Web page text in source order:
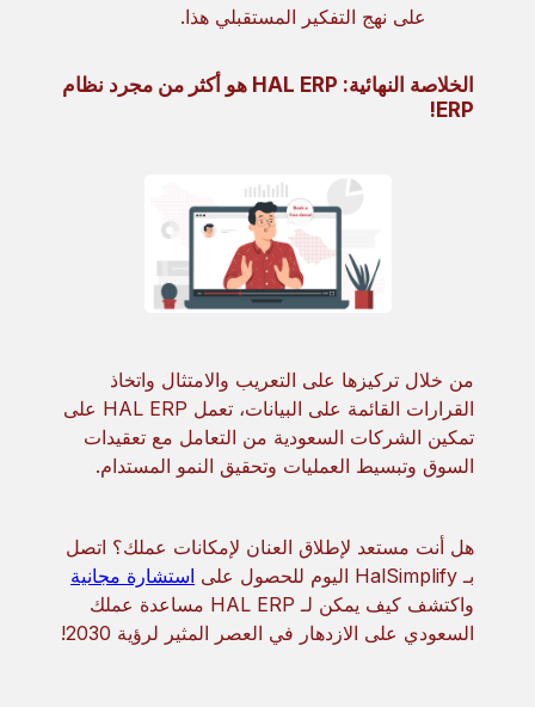
على نهج التفكير المستقبلي هذا.
الخلاصة النهائية: HAL ERP هو أكثر من مجرد نظام
ERP!
من خلال تركيزها على التعريب والامتثال واتخاذ
القرارات القائمة على البيانات، تعمل HAL ERP على
تمكين الشركات السعودية من التعامل مع تعقيدات
السوق وتبسيط العمليات وتحقيق النمو المستدام.
هل أنت مستعد لإطلاق العنان لإمكانات عملك؟ اتصل
بـ HalSimplify اليوم للحصول على
استشارة مجانية
واكتشف كيف يمكن لـ HAL ERP مساعدة عملك
السعودي على الازدهار في العصر المثير لرؤية 2030!